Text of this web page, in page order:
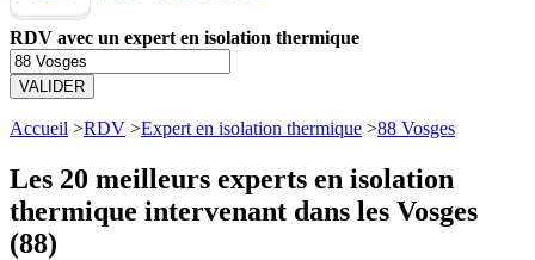
RDV avec un expert en isolation thermique
VALIDER
Accueil >RDV >Expert en isolation thermique >88 Vosges
Les 20 meilleurs experts en isolation
thermique intervenant dans les Vosges
(88)